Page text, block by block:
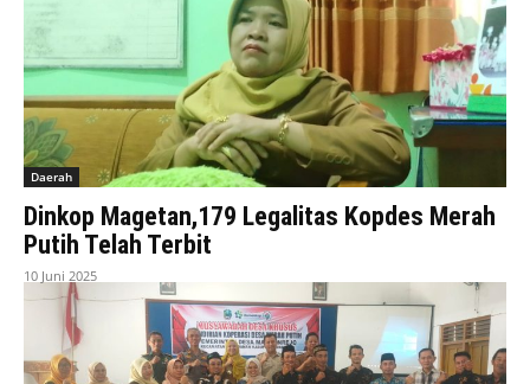
Daerah
Dinkop Magetan,179 Legalitas Kopdes Merah
Putih Telah Terbit
10 Juni 2025